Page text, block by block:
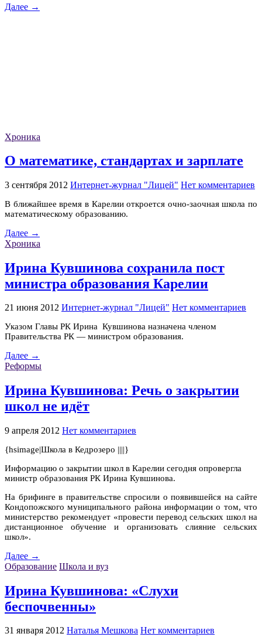
Далее →
Хроника
О математике, стандартах и зарплате
3 сентября 2012 Интернет-журнал "Лицей" Нет комментариев
В ближайшее время в Карелии откроется очно-заочная школа по
математическому образованию.
Далее →
Хроника
Ирина Кувшинова сохранила пост
министра образования Карелии
21 июня 2012 Интернет-журнал "Лицей" Нет комментариев
Указом Главы РК Ирина Кувшинова назначена членом
Правительства РК — министром образования.
Далее →
Реформы
Ирина Кувшинова: Речь о закрытии
школ не идёт
9 апреля 2012 Нет комментариев
{hsimage|Школа в Кедрозеро ||||}
Информацию о закрытии школ в Карелии сегодня опровергла
министр образования РК Ирина Кувшинова.
На брифинге в правительстве спросили о появившейся на сайте
Кондопожского муниципального района информации о том, что
министерство рекомендует «провести перевод сельских школ на
дистанционное обучение и организовать слияние сельских
школ».
Далее →
Образование Школа и вуз
Ирина Кувшинова: «Слухи
беспочвенны»
31 января 2012 Наталья Мешкова Нет комментариев